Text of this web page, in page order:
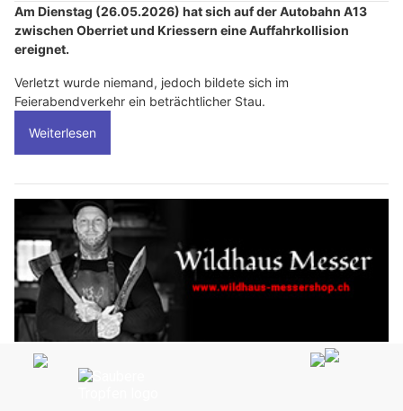
Am Dienstag (26.05.2026) hat sich auf der Autobahn A13
zwischen Oberriet und Kriessern eine Auffahrkollision
ereignet.
Verletzt wurde niemand, jedoch bildete sich im
Feierabendverkehr ein beträchtlicher Stau.
Weiterlesen
Wildhaus-messershop.ch: Grillkunst & Messerwissen aus einer Hand